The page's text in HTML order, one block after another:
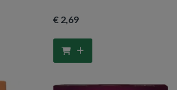
€ 2,69